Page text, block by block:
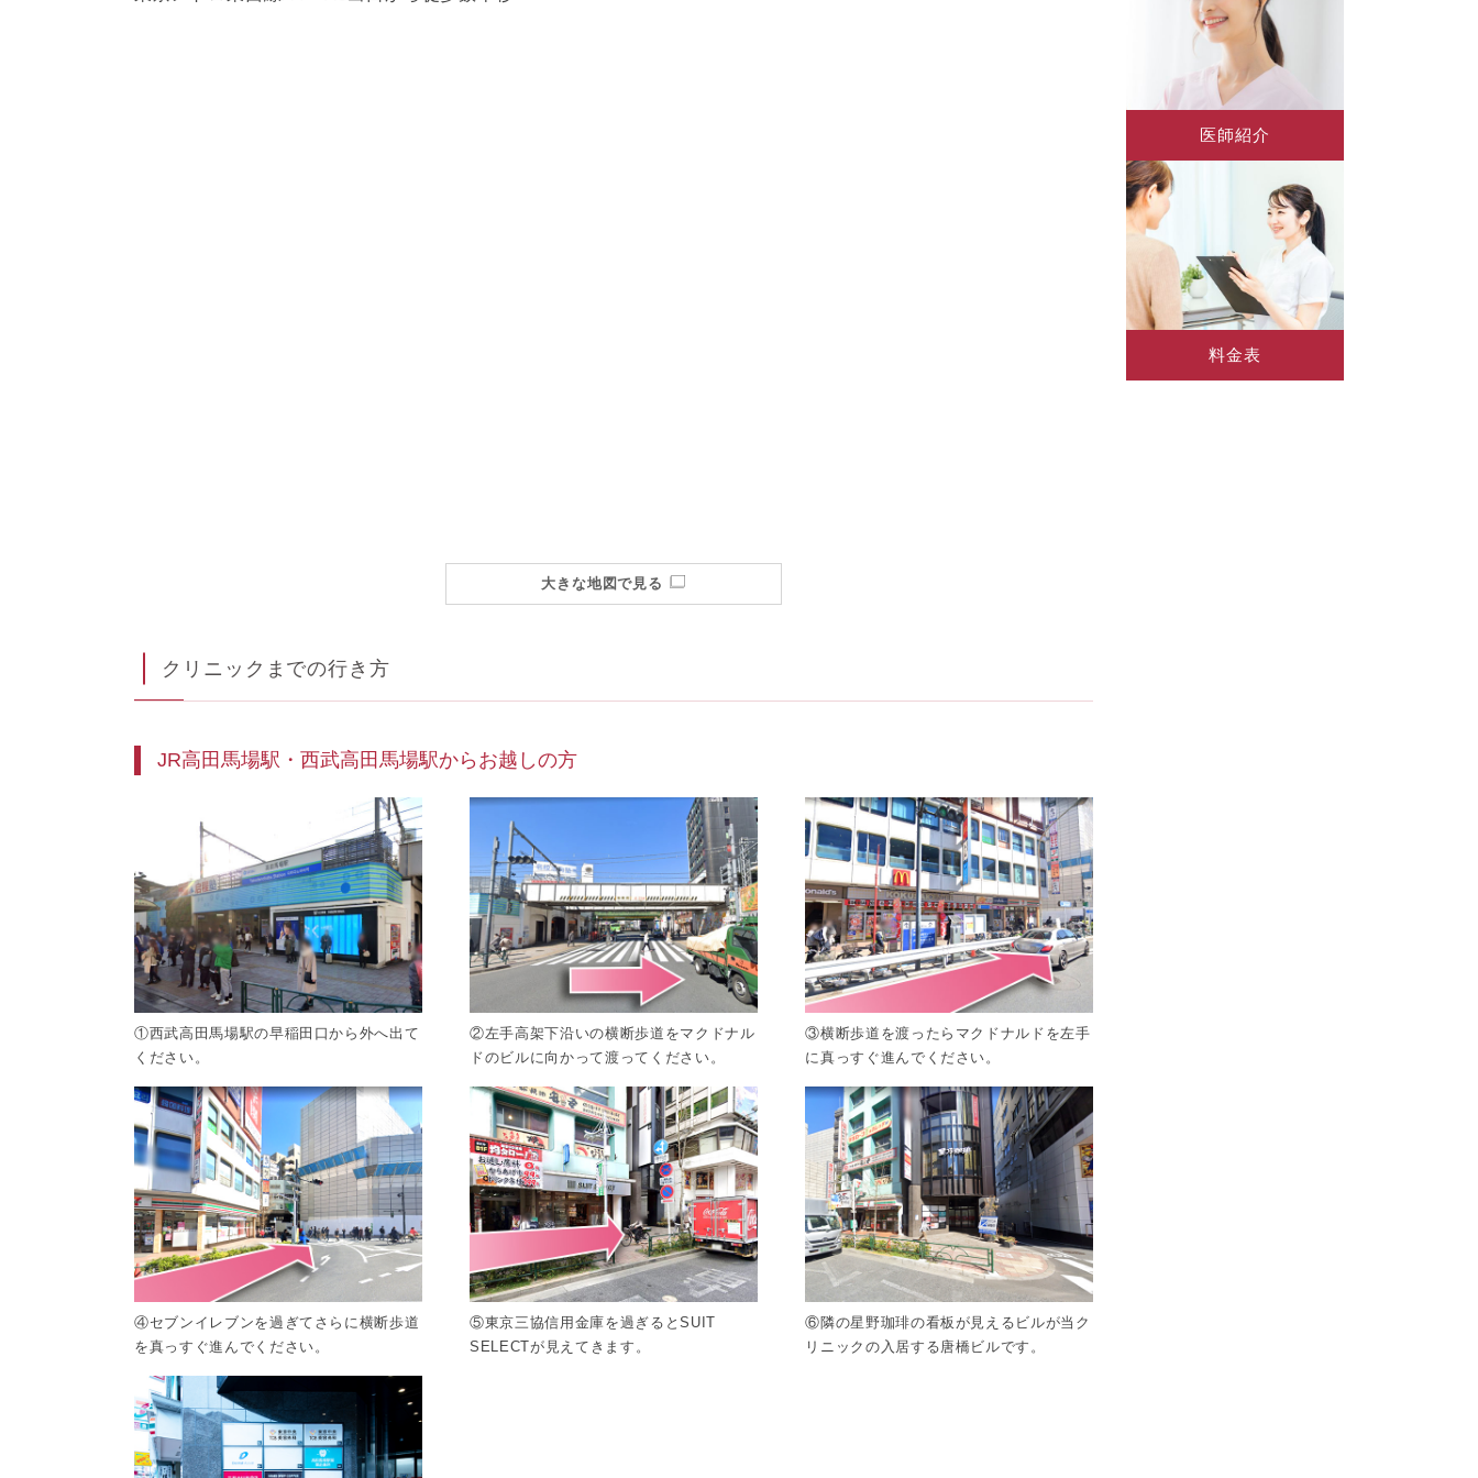
大きな地図で見る
クリニックまでの行き方
JR高田馬場駅・西武高田馬場駅からお越しの方
①西武高田馬場駅の早稲田口から外へ出て
ください。
②左手高架下沿いの横断歩道をマクドナル
ドのビルに向かって渡ってください。
③横断歩道を渡ったらマクドナルドを左手
に真っすぐ進んでください。
④セブンイレブンを過ぎてさらに横断歩道
を真っすぐ進んでください。
⑤東京三協信用金庫を過ぎるとSUIT
SELECTが見えてきます。
⑥隣の星野珈琲の看板が見えるビルが当ク
リニックの入居する唐橋ビルです。
医師紹介
料金表